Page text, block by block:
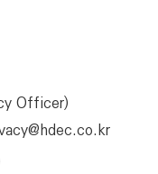
Officer)